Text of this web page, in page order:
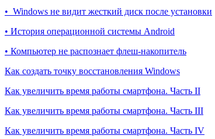
• Windows не видит жесткий диск после установки
• История операционной системы Android
• Компьютер не распознает флеш-накопитель
Как создать точку восстановления Windows
Как увеличить время работы смартфона. Часть II
Как увеличить время работы смартфона. Часть III
Как увеличить время работы смартфона. Часть IV